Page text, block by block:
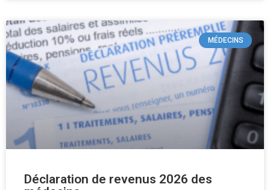
MÉDECINS
Déclaration de revenus 2026 des